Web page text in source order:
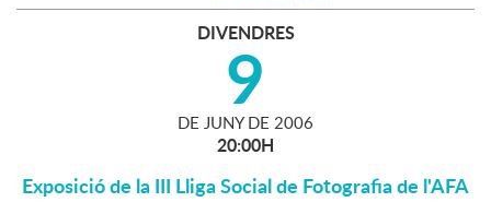
DIVENDRES
9
DE JUNY DE 2006
20:00H
Exposició de la III Lliga Social de Fotografia de l'AFA